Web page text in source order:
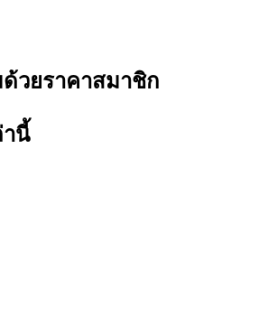
วยราคาสมาชิก
นี้